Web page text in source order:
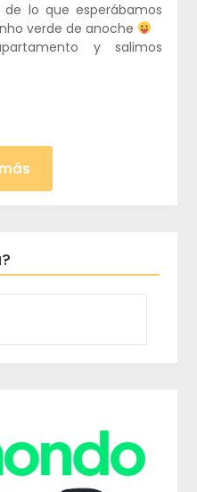
lo que esperábamos
verde de anoche
y salimos